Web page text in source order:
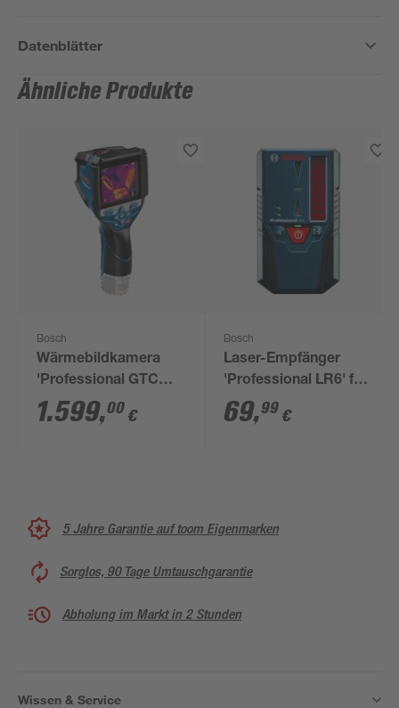
Datenblätter
Ähnliche Produkte
Bosch
Wärmebildkamera
'Professional GTC
600 C' ohne Akku
1.599,00 €
Bosch
Laser-Empfänger
'Professional LR6' für
GLL und GCL
69,99 €
5 Jahre Garantie auf toom Eigenmarken
Sorglos, 90 Tage Umtauschgarantie
Abholung im Markt in 2 Stunden
Wissen & Service